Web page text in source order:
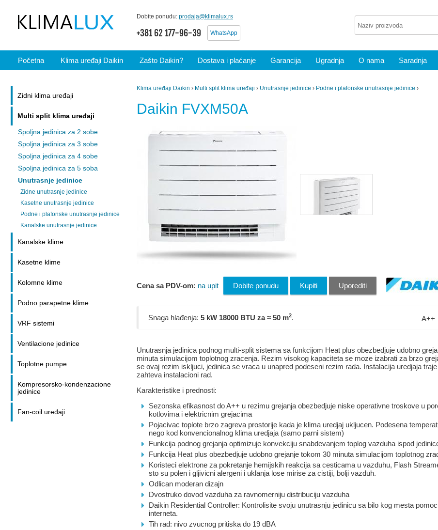
Dobite ponudu: prodaja@klimalux.rs
+381 62 177-96-39 WhatsApp
Početna Klima uređaji Daikin Zašto Daikin? Dostava i plaćanje Garancija Ugradnja O nama Saradnja
Klima uređaji Daikin › Multi split klima uređaji › Unutrasnje jedinice › Podne i plafonske unutrasnje jedinice ›
Daikin FVXM50A
Cena sa PDV-om: na upit Dobite ponudu Kupiti Uporediti
Snaga hlađenja: 5 kW 18000 BTU za ≈ 50 m2. A++
Unutrasnja jedinica podnog multi-split sistema sa funkcijom Heat plus obezbedjuje udobno
minuta simulacijom toplotnog zracenja. Rezim visokog kapaciteta se moze izabrati za brzo
se ovaj rezim iskljuci, jedinica se vraca u unapred podeseni rezim rada. Instalacija uredjaja
zahteva instalacioni rad.
Karakteristike i prednosti:
Sezonska efikasnost do A++ u rezimu grejanja obezbedjuje niske operativne troskove u
kotlovima i elektricnim grejacima
Pojacivac toplote brzo zagreva prostorije kada je klima uredjaj ukljucen. Podesena
nego kod konvencionalnog klima uredjaja (samo parni sistem)
Funkcija podnog grejanja optimizuje konvekciju snabdevanjem toplog vazduha ispod
Funkcija Heat plus obezbedjuje udobno grejanje tokom 30 minuta simulacijom toplotnog
Koristeci elektrone za pokretanje hemijskih reakcija sa cesticama u vazduhu, Flash
sto su polen i gljivicni alergeni i uklanja lose mirise za cistiji, bolji vazduh.
Odlican moderan dizajn
Dvostruko dovod vazduha za ravnomerniju distribuciju vazduha
Daikin Residential Controller: Kontrolisite svoju unutrasnju jedinicu sa bilo kog mesta
interneta.
Tih rad: nivo zvucnog pritiska do 19 dBA
Zidni klima uređaji
Multi split klima uređaji
Spoljna jedinica za 2 sobe
Spoljna jedinica za 3 sobe
Spoljna jedinica za 4 sobe
Spoljna jedinica za 5 soba
Unutrasnje jedinice
Zidne unutrasnje jedinice
Kasetne unutrasnje jedinice
Podne i plafonske unutrasnje jedinice
Kanalske unutrasnje jedinice
Kanalske klime
Kasetne klime
Kolomne klime
Podno parapetne klime
VRF sistemi
Ventilacione jedinice
Toplotne pumpe
Kompresorsko-kondenzacione
jedinice
Fan-coil uređaji